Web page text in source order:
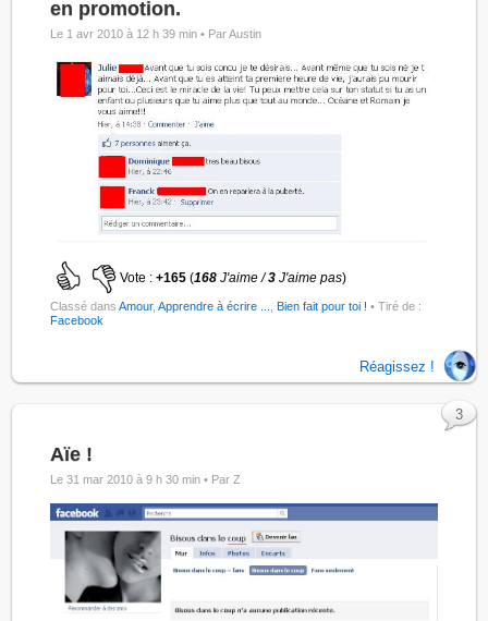
en promotion.
Le 1 avr 2010 à 12 h 39 min • Par Austin
Vote :+165 (168J'aime /3 J'aime pas)
Classé dansAmour,Apprendre à écrire ... Bien fait pour toi ! • Tiré de :
Facebook
Réagissez !
Aïe !
Le 31 mar 2010 à 9 h 30 min • Par Z
3